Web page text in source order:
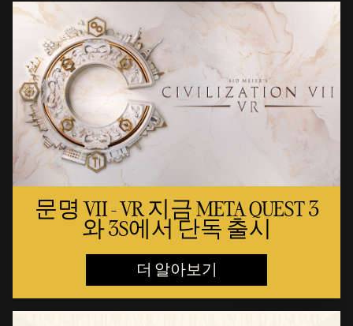
문명 VII - VR 지금 META QUEST 3
와 3S에서 단독 출시
더 알아보기